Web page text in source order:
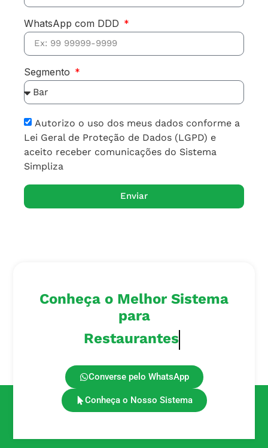
WhatsApp com DDD
Segmento
Autorizo o uso dos meus dados conforme a
Lei Geral de Proteção de Dados (LGPD) e
aceito receber comunicações do Sistema
Simpliza
Enviar
Conheça o Melhor Sistema
para
Lanchonetes
Converse pelo WhatsApp
Conheça o Nosso Sistema